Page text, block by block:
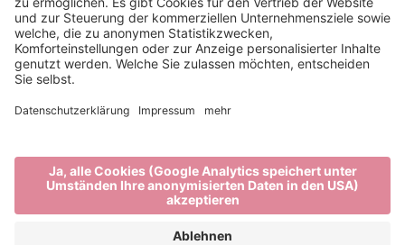
Brixen Tourismus
Privacy
Impressum
Förderungen
produced by